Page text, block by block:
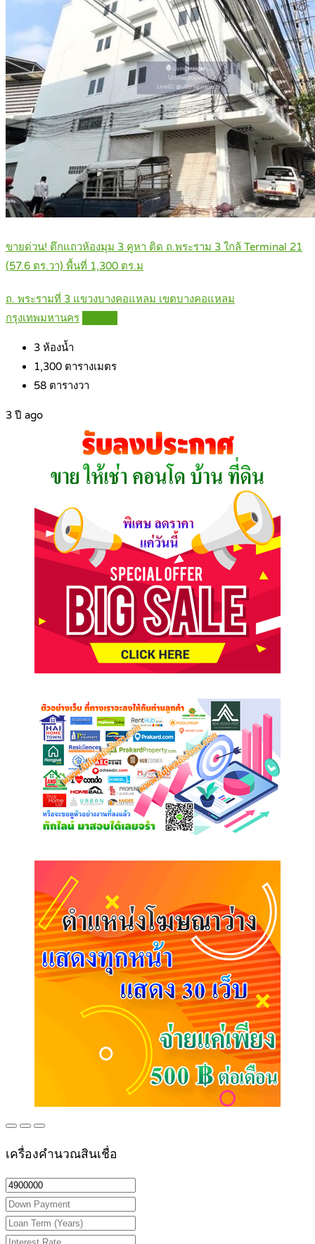
ขายด่วน! ตึกแถวห้องมุม 3 คูหา ติด ถ.พระราม 3 ใกล้ Terminal 21
(57.6 ตร.วา) พื้นที่ 1,300 ตร.ม
ถ. พระรามที่ 3 แขวงบางคอแหลม เขตบางคอแหลม
กรุงเทพมหานคร
3 ห้องน้ำ
1,300 ตารางเมตร
58 ตารางวา
3 ปี ago
เครื่องคำนวณสินเชื่อ